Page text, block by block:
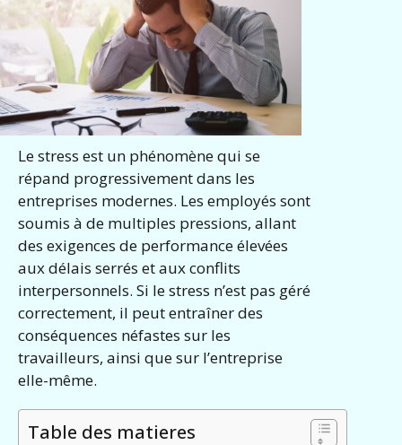
Le stress est un phénomène qui se
répand progressivement dans les
entreprises modernes. Les employés sont
soumis à de multiples pressions, allant
des exigences de performance élevées
aux délais serrés et aux conflits
interpersonnels. Si le stress n’est pas géré
correctement, il peut entraîner des
conséquences néfastes sur les
travailleurs, ainsi que sur l’entreprise
elle-même.
Table des matieres